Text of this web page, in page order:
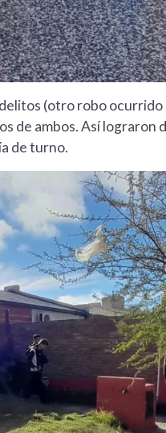
(otro robo
de ambos. Así lograron
de turno.